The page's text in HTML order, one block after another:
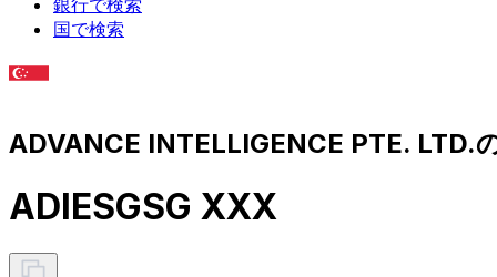
国で検索
ADVANCE INTELLIGENCE PTE. LTD.
ADIESGSG XXX